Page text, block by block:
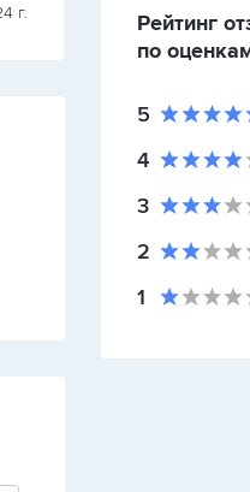
г. Евро Окна
Рейтинг
по
5
4
3
2
1